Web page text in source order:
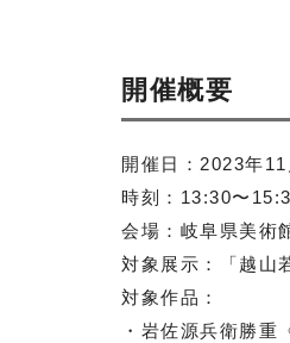
開催概要
開催日： 2023年11
時刻： 13:30〜
会場：岐阜県美術
対象展示：「越山
対象作品：
・岩佐源兵衛勝重